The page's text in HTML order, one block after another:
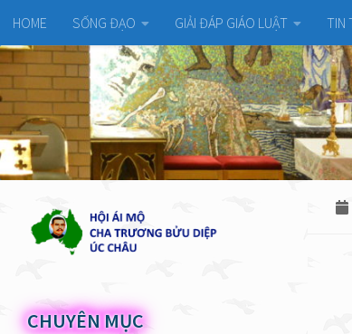
HOME SỐNG ĐẠO GIẢI ĐÁP GIÁO LUẬT TIN
CHUYÊN MỤC